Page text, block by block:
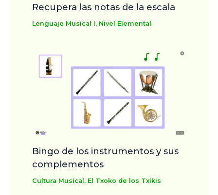
Recupera las notas de la escala
Lenguaje Musical I, Nivel Elemental
Bingo de los instrumentos y sus
complementos
Cultura Musical , El Txoko de los Txikis